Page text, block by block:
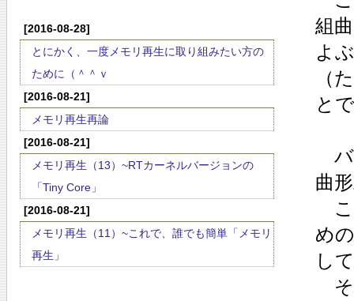
[2016-08-28]
とにかく、一度メモリ再生に取り組みたい方の
ために（＾＾ｖ
[2016-08-21]
メモリ再生再論
[2016-08-21]
メモリ再生（13）~RTカーネルバージョンの
「Tiny Core」
[2016-08-21]
メモリ再生（11）~これで、誰でも簡単「メモリ
再生」
組
よ
（
と
バ
曲
こ
め
し
そ